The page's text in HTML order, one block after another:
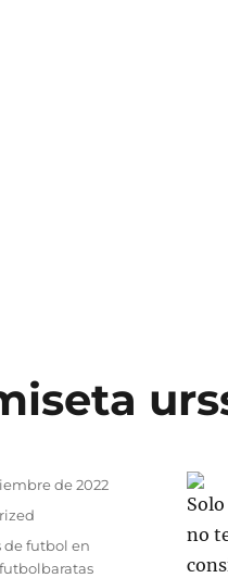
no
de 2022
de futbol en
futbolbaratas